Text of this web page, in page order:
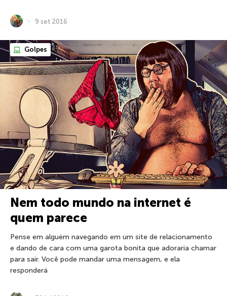
9 set 2016
Golpes
Nem todo mundo na internet é
quem parece
Pense em alguém navegando em um site de relacionamento
e dando de cara com uma garota bonita que adoraria chamar
para sair. Você pode mandar uma mensagem, e ela
responderá